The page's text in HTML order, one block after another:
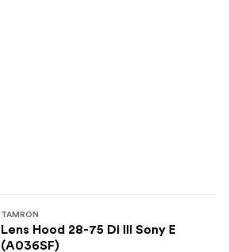
TAMRON
Lens Hood 28-75 Di III Sony E
(A036SF)